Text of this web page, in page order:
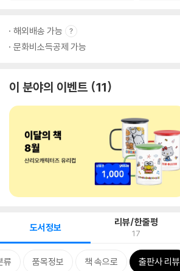
해외배송 가능
문화비소득공제 가능
이 분야의 이벤트 11
도서정보 리뷰/한줄평
17
류 품목정보 책 속으로 출판사 리뷰